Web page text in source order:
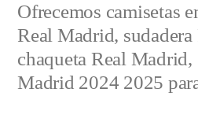
Ofrecemos camisetas
Real Madrid,
chaqueta Real
Madrid 2024 2025